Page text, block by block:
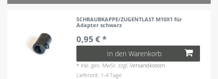
SCHRAUBKAPPE/ZUGENTLAST M10X1 für
Adapter schwarz
0,95 € *
In den Warenkorb
* inkl. ges. MwSt. zzgl.Versandkosten
Lieferzeit: 1-4 Tage